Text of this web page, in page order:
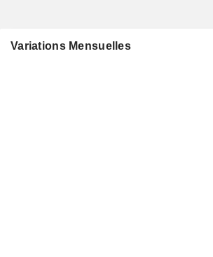
Variations Mensuelles